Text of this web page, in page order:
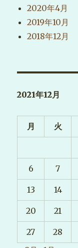
2020年4月
2019年10月
2018年12月
2021年12月
月 火
6 7
13 14
20 21
27 28